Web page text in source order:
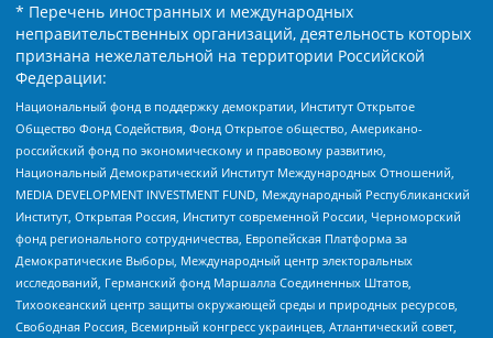
* Перечень иностранных и международных
неправительственных организаций, деятельность которых
признана нежелательной на территории Российской
Федерации:
Национальный фонд в поддержку демократии, Институт Открытое
Общество Фонд Содействия, Фонд Открытое общество, Американо-
российский фонд по экономическому и правовому развитию,
Национальный Демократический Институт Международных Отношений,
MEDIA DEVELOPMENT INVESTMENT FUND, Международный Республиканский
Институт, Открытая Россия, Институт современной России, Черноморский
фонд регионального сотрудничества, Европейская Платформа за
Демократические Выборы, Международный центр электоральных
исследований, Германский фонд Маршалла Соединенных Штатов,
Тихоокеанский центр защиты окружающей среды и природных ресурсов,
Свободная Россия, Всемирный конгресс украинцев, Атлантический совет,